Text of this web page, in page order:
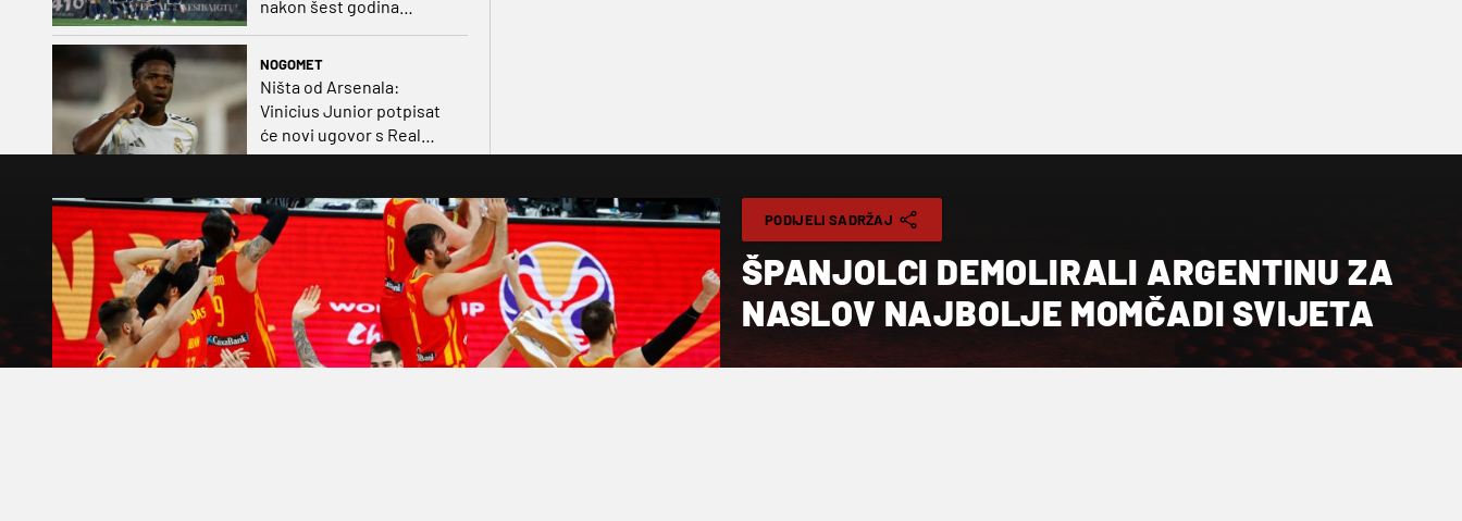
nakon šest godina
pobijedio na europskom
NOGOMET
Ništa od Arsenala:
Vinicius Junior potpisat
će novi ugovor s Real
Madridom
PODIJELI SADRŽAJ
ŠPANJOLCI DEMOLIRALI ARGENTINU ZA
NASLOV NAJBOLJE MOMČADI SVIJETA